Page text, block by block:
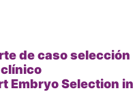
de caso​ selección
Embryo Selection in